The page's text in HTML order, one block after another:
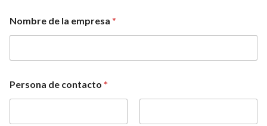
Nombre de la empresa *
Persona de contacto *